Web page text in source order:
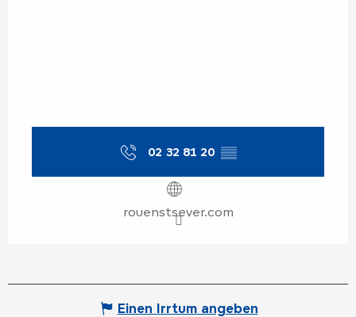
02 32 81 20 ▒▒
rouenstsever.com
Einen Irrtum angeben